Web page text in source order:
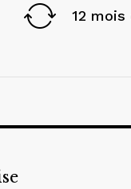
12 mois